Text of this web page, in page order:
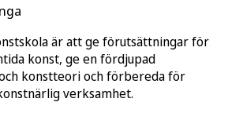
är att ge förutsättningar för
konst, ge en fördjupad
konstteori och förbereda för
verksamhet.